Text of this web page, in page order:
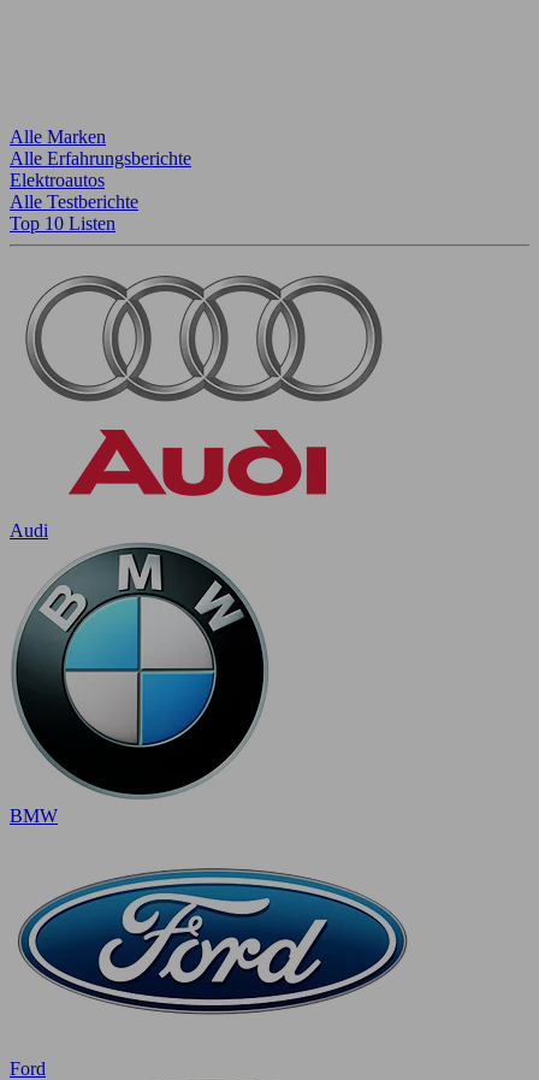
Alle Marken
Alle Erfahrungsberichte
Elektroautos
Alle Testberichte
Top 10 Listen
Audi
BMW
Ford